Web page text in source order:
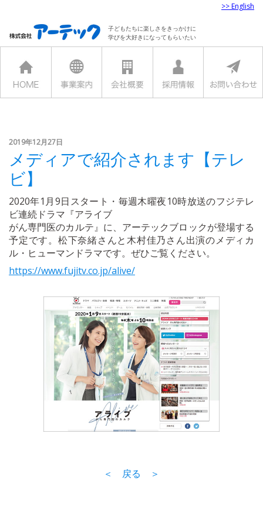
>> English
子どもたちに楽しさをきっかけに
学びを大好きになってもらいたい
2019年12月27日
メディアで紹介されます【テレ
ビ】
2020年1月9日スタート・毎週木曜夜10時放送のフジテレ
ビ連続ドラマ『アライブ
がん専門医のカルテ』に、アーテックブロックが登場する
予定です。松下奈緒さんと木村佳乃さん出演のメディカ
ル・ヒューマンドラマです。ぜひご覧ください。
https://www.fujitv.co.jp/alive/
＜ 戻る ＞